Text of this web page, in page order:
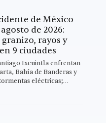
de México
de 2026:
rayos y
9 ciudades
Ixcuintla enfrentan
Bahía de Banderas y
eléctricas;
°C este lunes.